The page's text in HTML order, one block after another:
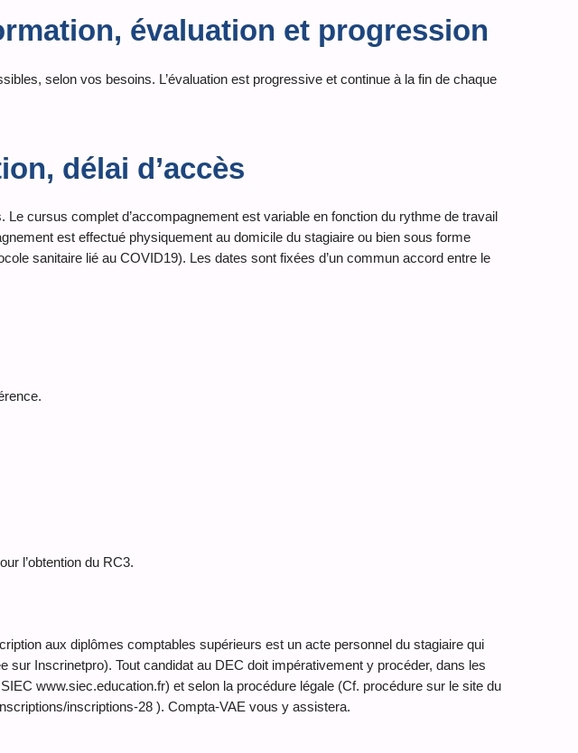
évaluation et progression
selon vos besoins. L’évaluation est progressive et continue à la fin de chaque
délai d’accès
Le cursus complet d’accompagnement est variable en fonction du rythme de travail
est effectué physiquement au domicile du stagiaire ou bien sous forme
sanitaire lié au COVID19). Les dates sont fixées d’un commun accord entre le
l’obtention du RC3.
aux diplômes comptables supérieurs est un acte personnel du stagiaire qui
sur Inscrinetpro). Tout candidat au DEC doit impérativement y procéder, dans les
www.siec.education.fr) et selon la procédure légale (Cf. procédure sur le site du
inscriptions-28 ). Compta-VAE vous y assistera.